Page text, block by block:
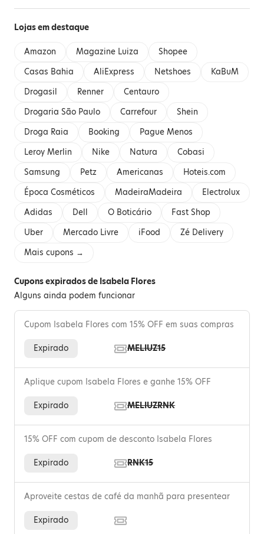
Lojas em destaque
Amazon Magazine Luiza
Shopee
Casas Bahia
AliExpress Netshoes
KaBuM
Drogasil
Renner
Centauro
Drogaria São Paulo
Carrefour
Shein
Droga Raia
Booking
Pague Menos
Leroy Merlin
Nike Natura
Cobasi
Samsung
Petz Americanas
Hoteis.com
Época Cosméticos
MadeiraMadeira
Electrolux
Adidas
Dell O Boticário
Fast Shop
Uber
Mercado Livre iFood
Zé Delivery
Mais cupons →
Cupons expirados de Isabela Flores
Alguns ainda podem funcionar
Cupom Isabela Flores com 15% OFF em suas compras
Expirado MELIUZ15
Aplique cupom Isabela Flores e ganhe 15% OFF
Expirado MELIUZRNK
15% OFF com cupom de desconto Isabela Flores
Expirado RNK15
Aproveite cestas de café da manhã para presentear
Expirado